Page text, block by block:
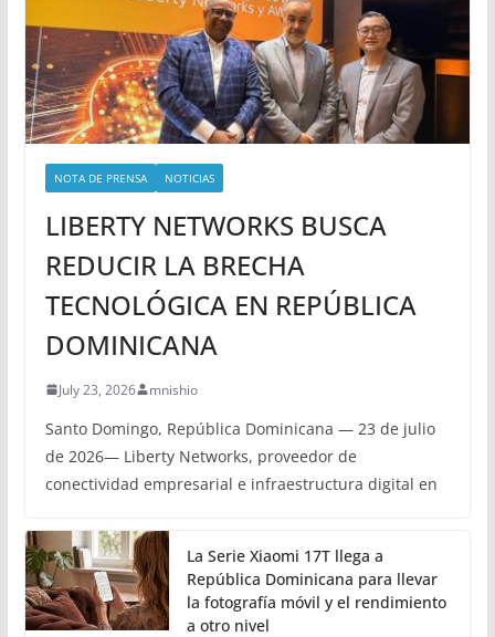
NOTA DE PRENSA NOTICIAS
LIBERTY NETWORKS BUSCA
REDUCIR LA BRECHA
TECNOLÓGICA EN REPÚBLICA
DOMINICANA
July 23, 2026 mnishio
Santo Domingo, República Dominicana — 23 de julio
de 2026— Liberty Networks, proveedor de
conectividad empresarial e infraestructura digital en
La Serie Xiaomi 17T llega a
República Dominicana para llevar
la fotografía móvil y el rendimiento
a otro nivel